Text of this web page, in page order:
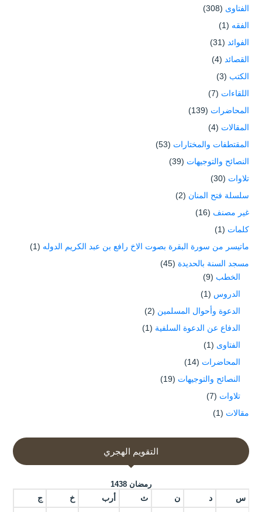
الفتاوى (308)
الفقه (1)
الفوائد (31)
القصائد (4)
الكتب (3)
اللقاءات (7)
المحاضرات (139)
المقالات (4)
المقتطفات والمختارات (53)
النصائح والتوجيهات (39)
تلاوات (30)
سلسلة فتح المنان (2)
غير مصنف (16)
كلمات (1)
ماتيسر من سورة البقرة بصوت الاخ رافع بن عبد الكريم الدوله (1)
مسجد السنة بالحديدة (45)
الخطب (9)
الدروس (1)
الدعوة وأحوال المسلمين (2)
الدفاع عن الدعوة السلفية (1)
الفتاوى (1)
المحاضرات (14)
النصائح والتوجيهات (19)
تلاوات (7)
مقالات (1)
التقويم الهجري
رمضان 1438
س د ن ث أرب خ ج